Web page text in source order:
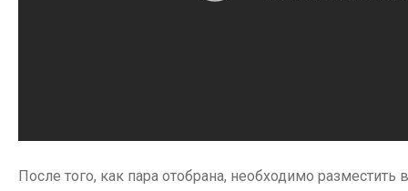
После того, как пара отобрана, необходимо